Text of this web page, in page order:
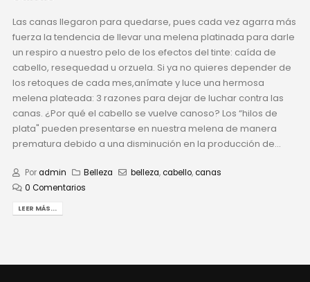
Las canas llegaron para quedarse, pues cada vez agarra más
fuerza la tendencia de llevar una melena platinada para darle
un respiro a nuestro pelo de los efectos del tinte: caída de
cabello, resequedad u orzuela. Si ya no quieres depender de
los retoques de cada mes,anímate y luce una hermosa
melena plateada: 3 razones para dejar de luchar contra las
canas. ¿Por qué el cabello se vuelve canoso? Los “hilos de
plata" pueden presentarse en nuestra melena de manera
prematura debido a una disminución en la producción de...
Poradmin Belleza belleza,cabello,canas
0 Comentarios
LEER MÁS...